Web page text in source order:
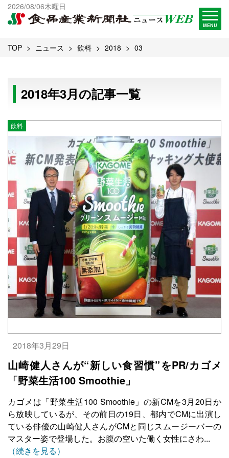
2026/08/06木曜日
MENU
出版物一覧へ
試読・購読申し込み
TOP ニュース 飲料 2018 03
2018年3月の記事一覧
飲料
2018年3月29日
山崎健人さんが“新しい食習慣”をPR/カゴメ
「野菜生活100 Smoothie」
カゴメは「野菜生活100 Smoothie」の新CMを3月20日か
ら放映しているが、その前日の19日、都内でCMに出演し
ている俳優の山崎健人さんがCMと同じスムージーバーの
マスター姿で登場した。お腹の空いた働く女性にさわ...
（続きを見る）